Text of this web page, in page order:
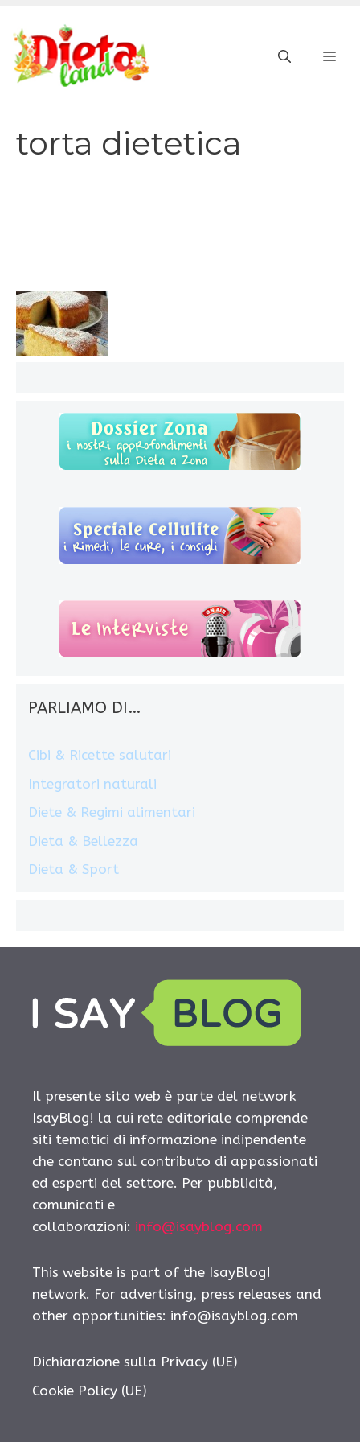
contenuto
torta dietetica
PARLIAMO DI…
Cibi & Ricette salutari
Integratori naturali
Diete & Regimi alimentari
Dieta & Bellezza
Dieta & Sport
Il presente sito web è parte del network
IsayBlog! la cui rete editoriale comprende
siti tematici di informazione indipendente
che contano sul contributo di appassionati
ed esperti del settore. Per pubblicità,
comunicati e
collaborazioni: info@isayblog.com
This website is part of the IsayBlog!
network. For advertising, press releases and
other opportunities: info@isayblog.com
Dichiarazione sulla Privacy (UE)
Cookie Policy (UE)